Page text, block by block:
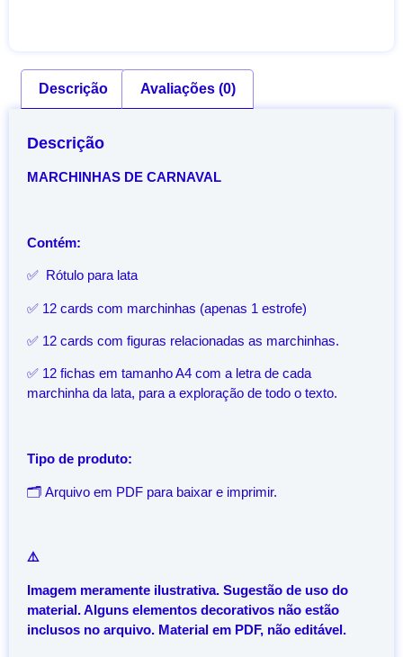
Descrição Avaliações (0)
Descrição
MARCHINHAS DE CARNAVAL
Contém:
✅ Rótulo para lata
✅ 12 cards com marchinhas (apenas 1 estrofe)
✅ 12 cards com figuras relacionadas as marchinhas.
✅ 12 fichas em tamanho A4 com a letra de cada
marchinha da lata, para a exploração de todo o texto.
Tipo de produto:
🗂️ Arquivo em PDF para baixar e imprimir.
⚠️
Imagem meramente ilustrativa. Sugestão de uso do
material. Alguns elementos decorativos não estão
inclusos no arquivo. Material em PDF, não editável.